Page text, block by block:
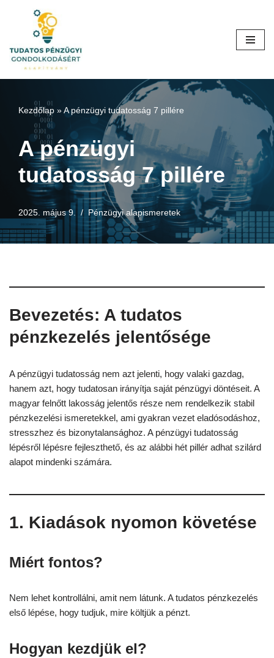
to
content
Kezdőlap »A pénzügyi tudatosság 7 pillére
A pénzügyi
tudatosság 7 pillére
2025. május 9. Pénzügyi alapismeretek
Bevezetés: A tudatos
pénzkezelés jelentősége
A pénzügyi tudatosság nem azt jelenti, hogy valaki gazdag,
hanem azt, hogy tudatosan irányítja saját pénzügyi döntéseit. A
magyar felnőtt lakosság jelentős része nem rendelkezik stabil
pénzkezelési ismeretekkel, ami gyakran vezet eladósodáshoz,
stresszhez és bizonytalansághoz. A pénzügyi tudatosság
lépésről lépésre fejleszthető, és az alábbi hét pillér adhat szilárd
alapot mindenki számára.
1. Kiadások nyomon követése
Miért fontos?
Nem lehet kontrollálni, amit nem látunk. A tudatos pénzkezelés
első lépése, hogy tudjuk, mire költjük a pénzt.
Hogyan kezdjük el?